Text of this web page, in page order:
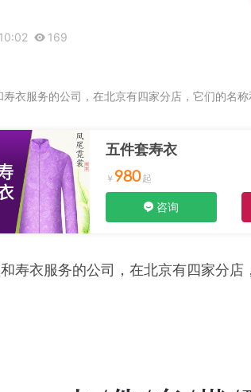
169
衣服务的公司，在北京有四家分店，它们的名称
五件套寿衣
980
咨询
寿衣服务的公司，在北京有四家分店